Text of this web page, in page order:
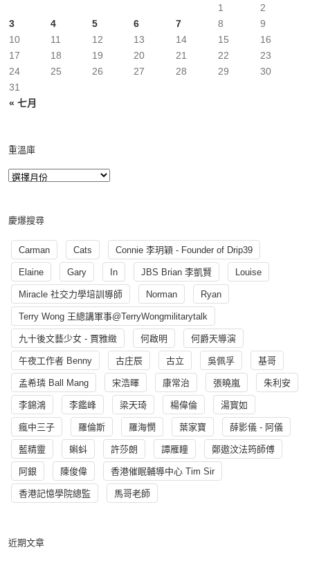
« 七月
1
2
3
4 5 6 7 8
9
10
11 12 13 14 15
16
17
18 19 20 21 22
23
24
25 26 27 28 29
30
31
重溫庫
慶爆搜尋
Carman Cats Connie 李玥穎 - Founder of Drip39
Elaine Gary In JBS Brian 李凱賢 Louise
Miracle 社交力學培訓導師 Norman Ryan
Terry Wong 王總講軍事@TerryWongmilitarytalk
九十後文藝少女 - 賈雅緻 何啟明 何爵天導演
午夜工作者 Benny 古庄辰 古立 吳佩孚 基哥
孟希璘 Ball Mang 宋浩暉 康常治 張曉嵐 朱利安
李錦鴻 李鑑峰 梁天琦 楊偉倫 湯寳如
瘋中三子 羅倫斯 羅海憫 葉家寶 薛影儀 - 阿儀
藍精靈 蝌蚪 許莎朗 譚雁瞳 鄭遨汶法筠師傅
阿銀 陳俊偉 香港催眠輔導中心 Tim Sir
香港記憶學院總監 馬哥老師
近期文章